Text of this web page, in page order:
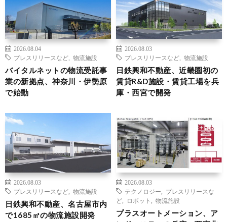
2026.08.04
プレスリリースなど
物流施設
バイタルネットの物流受託事
業の新拠点、神奈川・伊勢原
で始動
2026.08.03
プレスリリースなど
物流施設
日鉄興和不動産、近畿圏初の
賃貸R&D施設・賃貸工場を兵
庫・西宮で開発
2026.08.03
プレスリリースなど
物流施設
日鉄興和不動産、名古屋市内
で1685㎡の物流施設開発
2026.08.03
テクノロジー
プレスリリースな
ど
ロボット 物流施設
プラスオートメーション、ア